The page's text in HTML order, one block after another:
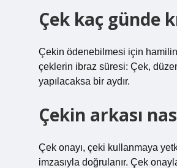
Çek kaç günde
Çekin ödenebilmesi için
çeklerin ibraz süresi: Çek,
yapılacaksa bir aydır.
Çekin arkası
Çek onayı, çeki kullanmaya
imzasıyla doğrulanır. Çek